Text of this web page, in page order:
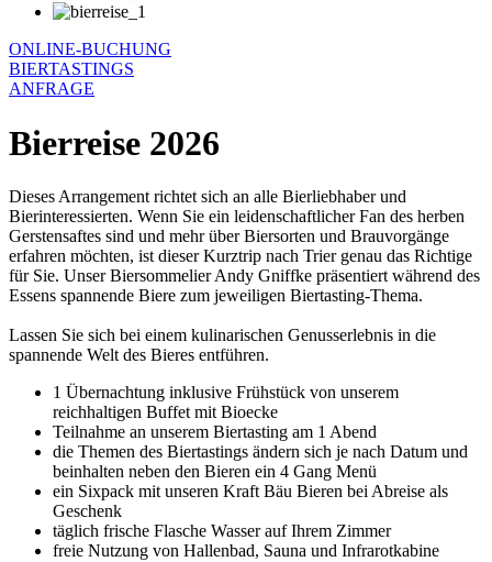
ONLINE-BUCHUNG
BIERTASTINGS
ANFRAGE
Bierreise 2026
Dieses Arrangement richtet sich an alle Bierliebhaber und
Bierinteressierten. Wenn Sie ein leidenschaftlicher Fan des herben
Gerstensaftes sind und mehr über Biersorten und Brauvorgänge
erfahren möchten, ist dieser Kurztrip nach Trier genau das Richtige
für Sie. Unser Biersommelier Andy Gniffke präsentiert während des
Essens spannende Biere zum jeweiligen Biertasting-Thema.
Lassen Sie sich bei einem kulinarischen Genusserlebnis in die
spannende Welt des Bieres entführen.
1 Übernachtung inklusive Frühstück von unserem
reichhaltigen Buffet mit Bioecke
Teilnahme an unserem Biertasting am 1 Abend
die Themen des Biertastings ändern sich je nach Datum und
beinhalten neben den Bieren ein 4 Gang Menü
ein Sixpack mit unseren Kraft Bäu Bieren bei Abreise als
Geschenk
täglich frische Flasche Wasser auf Ihrem Zimmer
freie Nutzung von Hallenbad, Sauna und Infrarotkabine